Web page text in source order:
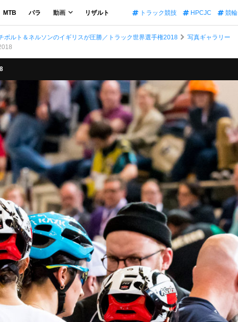
MTB パラ 動画 リザルト トラック競技 HPCJC 競輪
ルト＆ネルソンのイギリスが圧勝／トラック世界選手権2018
写真ギャラリー